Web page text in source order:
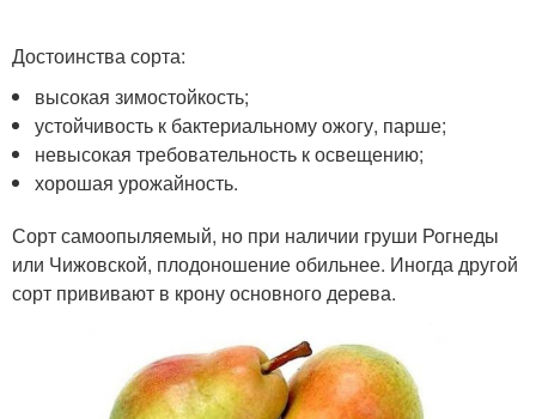
Достоинства сорта:
высокая зимостойкость;
устойчивость к бактериальному ожогу, парше;
невысокая требовательность к освещению;
хорошая урожайность.
Сорт самоопыляемый, но при наличии груши Рогнеды
или Чижовской, плодоношение обильнее. Иногда другой
сорт прививают в крону основного дерева.